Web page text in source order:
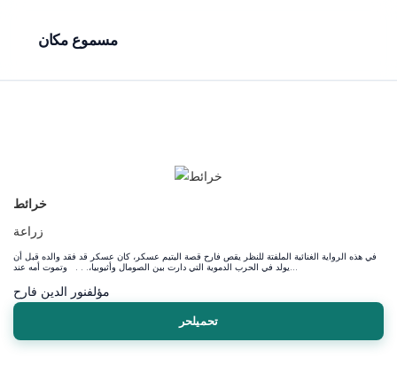
مسموع مكان
خرائط
زراعة
في هذه الرواية الغنائية الملفتة للنظر يقص فارح قصة اليتيم عسكر، كان عسكر قد فقد والده قبل أن
مؤلفنور الدين فارح
تحميلحر